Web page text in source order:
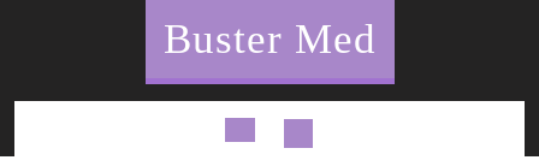
Buster Med
Open